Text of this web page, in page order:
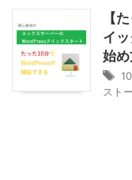
【
イ
始
スト